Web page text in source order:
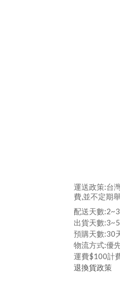
運送政策:台
費,並不定期
配送天數
出貨天數
預購天數:30
物流方式:優
運費$100計
退換貨政策